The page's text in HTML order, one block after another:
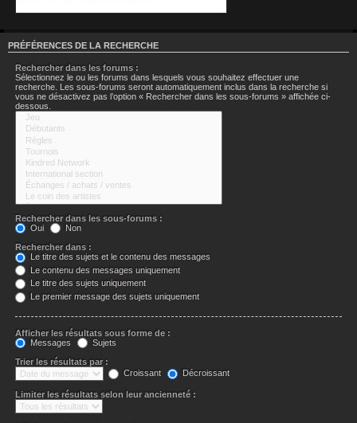
PRÉFÉRENCES DE LA RECHERCHE
Rechercher dans les forums :
Sélectionnez le ou les forums dans lesquels vous souhaitez effectuer une
recherche. Les sous-forums seront automatiquement inclus dans la recherche si
vous ne désactivez pas l’option « Rechercher dans les sous-forums » affichée ci-
dessous.
Rechercher dans les sous-forums :
Oui
Non
Rechercher dans :
Le titre des sujets et le contenu des messages
Le contenu des messages uniquement
Le titre des sujets uniquement
Le premier message des sujets uniquement
Afficher les résultats sous forme de :
Messages
Sujets
Trier les résultats par :
Croissant
Décroissant
Limiter les résultats selon leur ancienneté :